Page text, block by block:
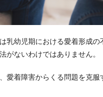
乳幼児期における愛着形成の
がないわけではありません。
愛着障害からくる問題を克服